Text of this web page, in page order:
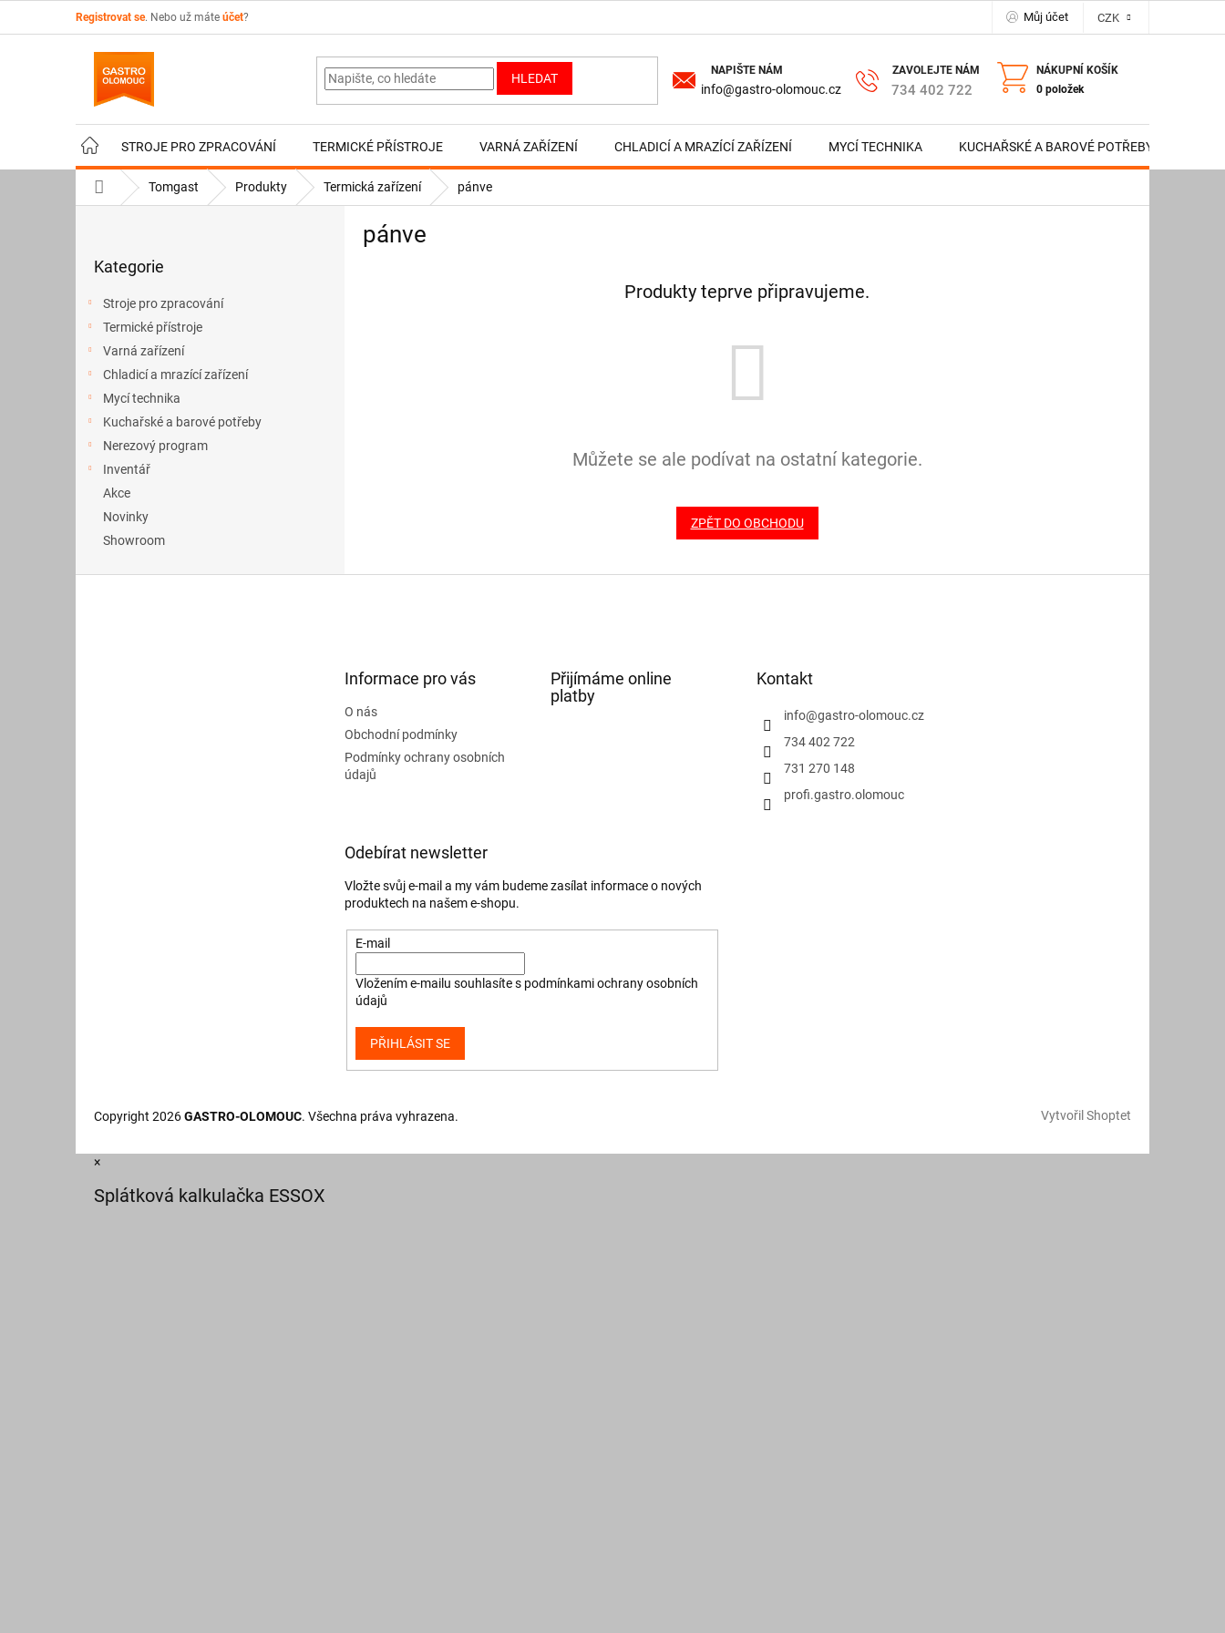
Registrovat se. Nebo už máte účet? Můj účet CZK
HLEDAT
info@gastro-olomouc.cz 734 402 722
NÁKUPNÍ KOŠÍK
0 položek
STROJE PRO ZPRACOVÁNÍ TERMICKÉ PŘÍSTROJE VARNÁ ZAŘÍZENÍ CHLADICÍ A MRAZÍCÍ ZAŘÍZENÍ MYCÍ TECHNIKA KUCHAŘSKÉ A BAROVÉ POTŘEBY
Domů Tomgast Produkty Termická zařízení pánve
kategorie
Kategorie
Stroje pro zpracování
Termické přístroje
Varná zařízení
Chladicí a mrazící zařízení
Mycí technika
Kuchařské a barové potřeby
Nerezový program
Inventář
Akce
Novinky
Showroom
pánve
Produkty teprve připravujeme.
Můžete se ale podívat na ostatní kategorie.
ZPĚT DO OBCHODU
Informace pro vás
O nás
Obchodní podmínky
Podmínky ochrany osobních
údajů
Přijímáme online
platby
Kontakt
info@gastro-olomouc.cz
734 402 722
731 270 148
profi.gastro.olomouc
Odebírat newsletter
Vložte svůj e-mail a my vám budeme zasílat informace o nových
produktech na našem e-shopu.
E-mail
Vložením e-mailu souhlasíte s podmínkami ochrany osobních
údajů
PŘIHLÁSIT SE
Vytvořil Shoptet
Copyright 2026GASTRO-OLOMOUC. Všechna práva vyhrazena.
×
Splátková kalkulačka ESSOX